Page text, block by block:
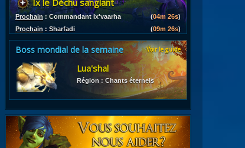
Ix le Déchu sanglant
Prochain : Commandant Ix'vaarha (04m 24s)
Prochain : Sharfadi (09m 24s)
Boss mondial de la semaine Voir le guide
Lua'shal
Région : Chants éternels